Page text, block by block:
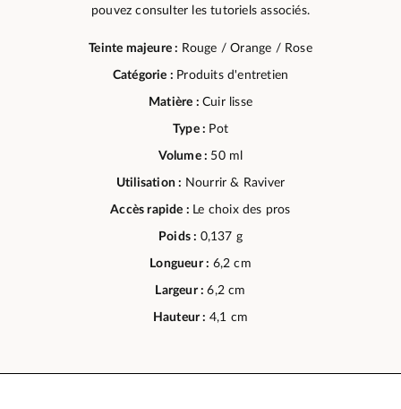
pouvez consulter les tutoriels associés.
Teinte majeure : Rouge / Orange / Rose
Catégorie : Produits d'entretien
Matière : Cuir lisse
Type : Pot
Volume : 50 ml
Utilisation : Nourrir & Raviver
Accès rapide : Le choix des pros
Poids : 0,137 g
Longueur : 6,2 cm
Largeur :6,2 cm
Hauteur : 4,1 cm